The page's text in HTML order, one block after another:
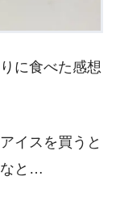
に食べた感想
イスを買うと
なと…